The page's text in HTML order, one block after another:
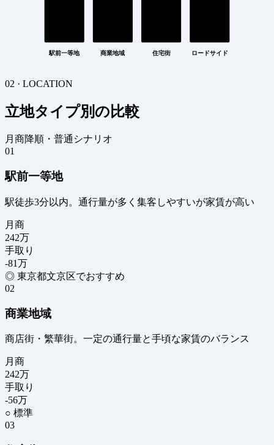
駅前一等地 商業地域 住宅街 ロードサイド
02 · LOCATION
立地タイプ別の比較
月商降順・普通シナリオ
01
駅前一等地
駅徒歩3分以内。通行量が多く集客しやすいが家賃が高い
月商
242万
手取り
-81万
◎ 東京都文京区でおすすめ
02
商業地域
商店街・繁華街。一定の通行量と手頃な家賃のバランス
月商
242万
手取り
-56万
○ 標準
03